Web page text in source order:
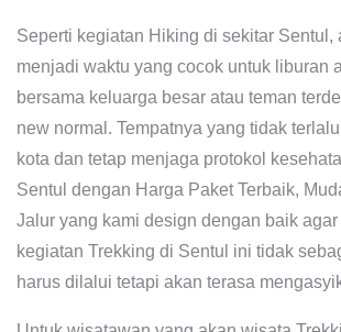
Seperti kegiatan Hiking di sekitar Sentul,
menjadi waktu yang cocok untuk liburan
bersama keluarga besar atau teman
new normal. Tempatnya yang tidak
kota dan tetap menjaga protokol
Sentul dengan Harga Paket Terbaik,
Jalur yang kami design dengan baik
kegiatan Trekking di Sentul ini tidak
harus dilalui tetapi akan terasa